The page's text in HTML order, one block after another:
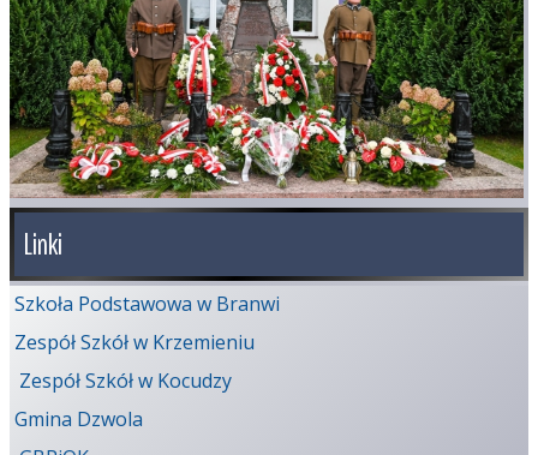
Linki
Szkoła Podstawowa w Branwi
Zespół Szkół w Krzemieniu
Zespół Szkół w Kocudzy
Gmina Dzwola